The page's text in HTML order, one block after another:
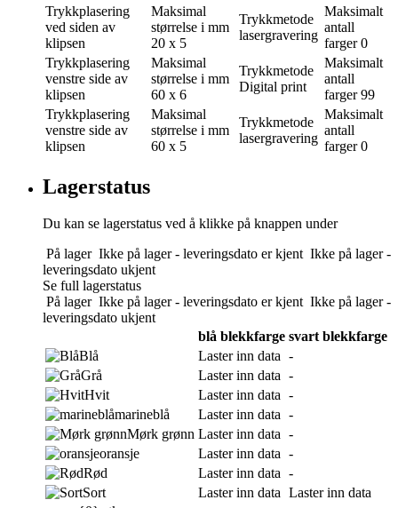
Trykkplasering
ved siden av
klipsen
Maksimal
størrelse i mm
20 x 5
Trykkmetode
lasergravering
Maksimalt
antall
farger 0
Trykkplasering
venstre side av
klipsen
Maksimal
størrelse i mm
60 x 6
Trykkmetode
Digital print
Maksimalt
antall
farger 99
Trykkplasering
venstre side av
klipsen
Maksimal
størrelse i mm
60 x 5
Trykkmetode
lasergravering
Maksimalt
antall
farger 0
Lagerstatus
Du kan se lagerstatus ved å klikke på knappen under
På lager Ikke på lager - leveringsdato er kjent Ikke på lager -
leveringsdato ukjent
Se full lagerstatus
På lager Ikke på lager - leveringsdato er kjent Ikke på lager -
leveringsdato ukjent
blå blekkfarge svart blekkfarge
Blå
Laster inn data -
Grå
Laster inn data -
Hvit
Laster inn data -
marineblå
Laster inn data -
Mørk grønn Laster inn data -
oransje
Laster inn data -
Rød
Laster inn data -
Sort
Laster inn data Laster inn data